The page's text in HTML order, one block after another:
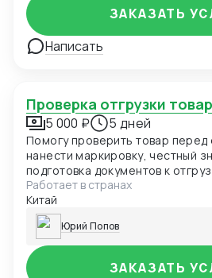
Написать
ЗАКАЗАТЬ
Проверка отгрузки
5 000 ₽ 5 дней
Помогу проверить товар перед
нанести маркировку, честный
подготовка документов к
Работает в странах
Китай
Юрий Попов
ЗАКАЗАТЬ